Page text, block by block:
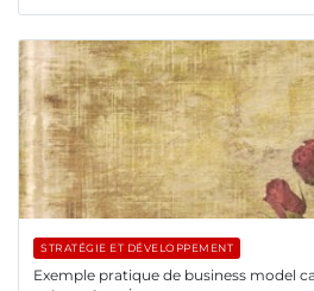
STRATÉGIE ET DÉVELOPPEMENT
Exemple pratique de business model